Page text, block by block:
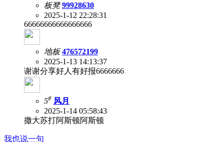
板凳 99928630
2025-1-12 22:28:31
66666666666666666
地板 476572199
2025-1-13 14:13:37
谢谢分享好人有好报6666666
5# 风月
2025-1-14 05:58:43
撒大苏打阿斯顿阿斯顿
我也说一句